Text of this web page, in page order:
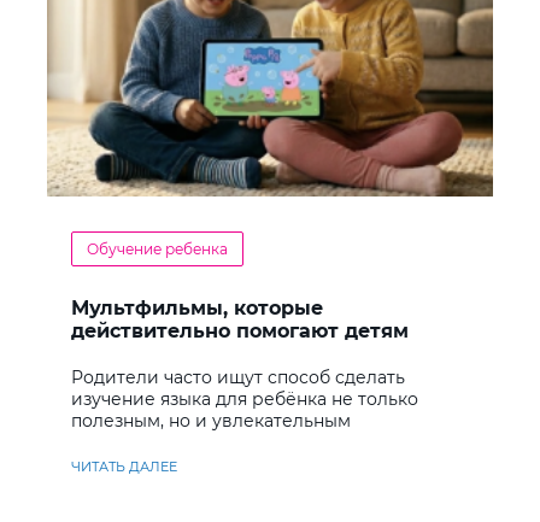
Обучение ребенка
Мультфильмы, которые
действительно помогают детям
Родители часто ищут способ сделать
изучение языка для ребёнка не только
полезным, но и увлекательным
ЧИТАТЬ ДАЛЕЕ